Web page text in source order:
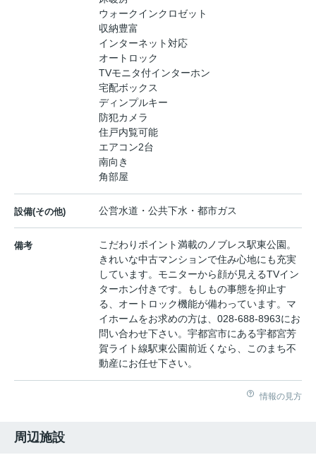
ウォークインクロゼット
収納豊富
インターネット対応
オートロック
TVモニタ付インターホン
宅配ボックス
ディンプルキー
防犯カメラ
住戸内覧可能
エアコン2台
南向き
角部屋
設備(その他) 公営水道・公共下水・都市ガス
備考
こだわりポイント満載のノブレス駅東公園。
きれいな中古マンションで住み心地にも充実
しています。モニターから顔が見えるTVイン
ターホン付きです。もしもの事態を抑止す
る、オートロック機能が備わっています。マ
イホームをお求めの方は、028-688-8963にお
問い合わせ下さい。宇都宮市にある宇都宮芳
賀ライト線駅東公園前近くなら、このまち不
動産にお任せ下さい。
情報の見方
周辺施設